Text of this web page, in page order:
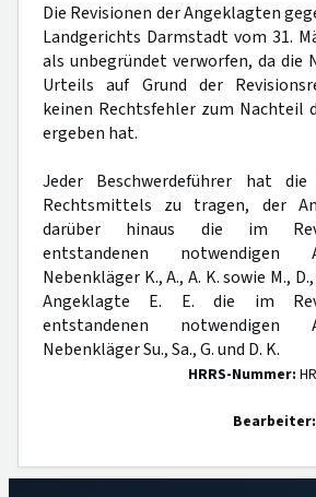
Die Revisionen der Angeklagten
Landgerichts Darmstadt vom 31.
als unbegründet verworfen, da die
Urteils auf Grund der
keinen Rechtsfehler zum Nachteil
ergeben hat.
Jeder Beschwerdeführer hat
Rechtsmittels zu tragen, der
darüber hinaus die im
entstandenen notwendigen
Nebenkläger K., A., A. K. sowie M.,
Angeklagte E. E. die im
entstandenen notwendigen
Nebenkläger Su., Sa., G. und D. K.
HRRS-Nummer:
Bearbeiter: